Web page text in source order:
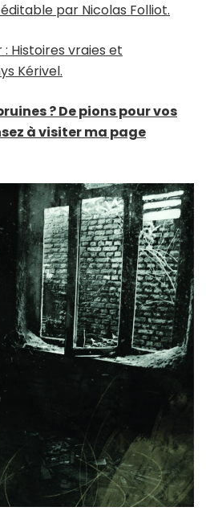
par Nicolas Folliot.
Histoires vraies et
Kérivel.
? De pions pour vos
à visiter ma page